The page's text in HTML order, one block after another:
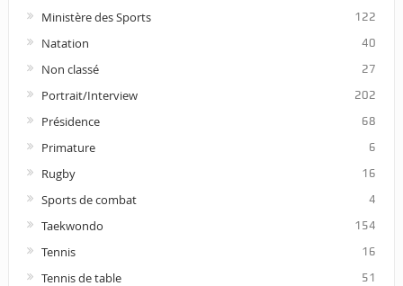
Ministère des Sports 122
Natation 40
Non classé 27
Portrait/Interview 202
Présidence 68
Primature 6
Rugby 16
Sports de combat 4
Taekwondo 154
Tennis 16
Tennis de table 51